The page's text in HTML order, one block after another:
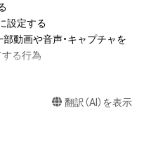
設定する
部動画や音声・キャプチャを
る行為
ージカードを制作し友達に
翻訳（AI）を表示